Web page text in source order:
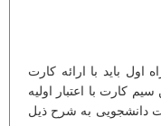
باید با ارائه کارت
کارت با اعتبار اولیه
دانشجویی به شرح ذیل